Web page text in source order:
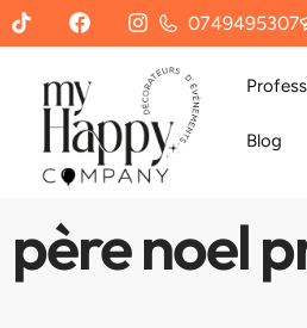
0749495307
Blog
père noel